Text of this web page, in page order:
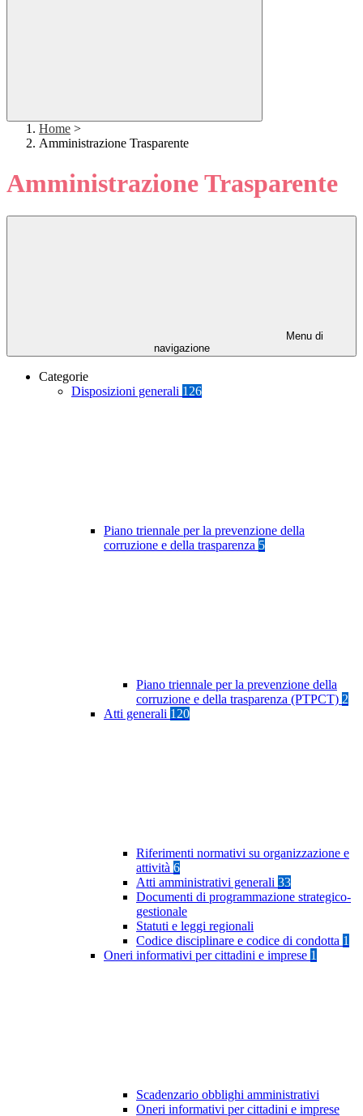
Home >
Amministrazione Trasparente
Amministrazione Trasparente
Menu di
navigazione
Categorie
Disposizioni generali 126
Piano triennale per la prevenzione della
corruzione e della trasparenza 5
Piano triennale per la prevenzione della
corruzione e della trasparenza (PTPCT) 2
Atti generali 120
Riferimenti normativi su organizzazione e
attività 6
Atti amministrativi generali 33
Documenti di programmazione strategico-
gestionale
Statuti e leggi regionali
Codice disciplinare e codice di condotta 1
Oneri informativi per cittadini e imprese 1
Scadenzario obblighi amministrativi
Oneri informativi per cittadini e imprese